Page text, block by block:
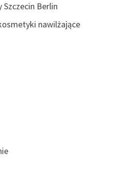
Berlin
nawilżające